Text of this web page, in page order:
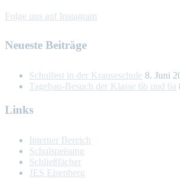
Folge uns auf Instagram
Neueste Beiträge
Schulfest in der Krauseschule 8. Juni
Tagebau-Besuch der Klasse 6b und 6a
Links
Interner Bereich
Schulspeisung
Schließfächer
JES Eisenberg